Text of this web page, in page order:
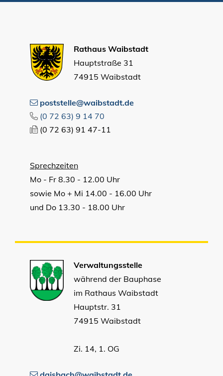
Rathaus Waibstadt
Hauptstraße 31
74915 Waibstadt
poststelle@waibstadt.de
(0 72 63) 9 14 70
(0 72 63) 91 47-11
Sprechzeiten
Mo - Fr 8.30 - 12.00 Uhr
sowie Mo + Mi 14.00 - 16.00 Uhr
und Do 13.30 - 18.00 Uhr
Verwaltungsstelle
während der Bauphase
im Rathaus Waibstadt
Hauptstr. 31
74915 Waibstadt
Zi. 14, 1. OG